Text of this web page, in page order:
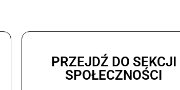
PRZEJDŹ DO SEKCJI
SPOŁECZNOŚCI